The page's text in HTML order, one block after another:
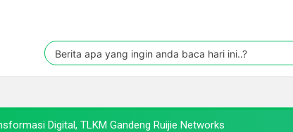
Pasaroleh TradingView
Berita apa yang ingin anda baca hari ini..?
Digital, TLKM Gandeng Ruijie Networks